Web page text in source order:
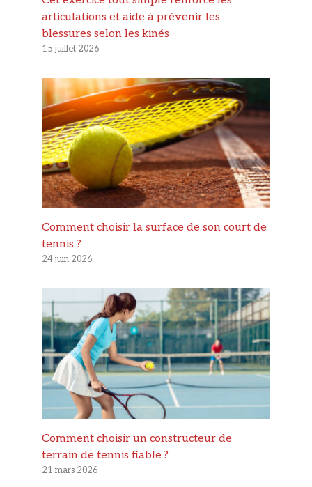
articulations et aide à prévenir les
blessures selon les kinés
15 juillet 2026
Comment choisir la surface de son court de
tennis ?
24 juin 2026
Comment choisir un constructeur de
terrain de tennis fiable ?
21 mars 2026